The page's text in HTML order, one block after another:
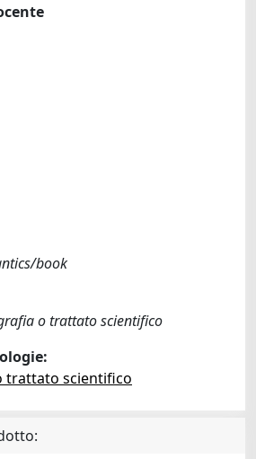
book
o trattato scientifico
trattato scientifico